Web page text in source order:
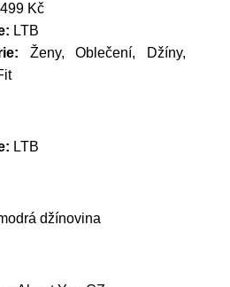
Kč
LTB
Ženy, Oblečení, Džíny,
LTB
džínovina